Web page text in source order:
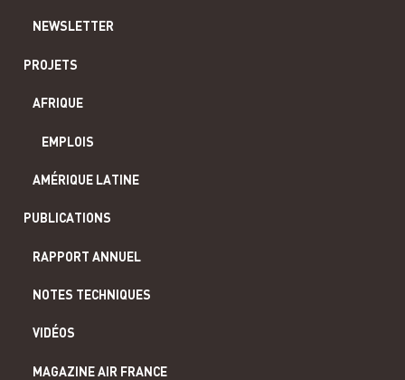
NEWSLETTER
PROJETS
AFRIQUE
EMPLOIS
AMÉRIQUE LATINE
PUBLICATIONS
RAPPORT ANNUEL
NOTES TECHNIQUES
VIDÉOS
MAGAZINE AIR FRANCE